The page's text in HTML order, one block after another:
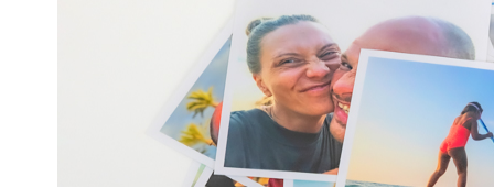
Выберите из списка:
15х15
15х20
20х20
20х30
30х30
30х40
Фото
в